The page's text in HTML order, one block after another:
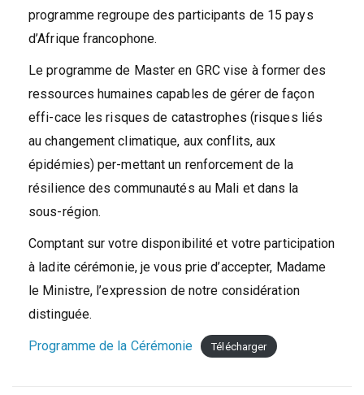
programme regroupe des participants de 15 pays
d’Afrique francophone.
Le programme de Master en GRC vise à former des
ressources humaines capables de gérer de façon
effi-cace les risques de catastrophes (risques liés
au changement climatique, aux conflits, aux
épidémies) per-mettant un renforcement de la
résilience des communautés au Mali et dans la
sous-région.
Comptant sur votre disponibilité et votre participation
à ladite cérémonie, je vous prie d’accepter, Madame
le Ministre, l’expression de notre considération
distinguée.
Programme de la Cérémonie Télécharger